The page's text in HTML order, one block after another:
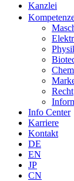
Kanzlei
Recht
Info Center
Karriere
Kontakt
DE
EN
JP
CN